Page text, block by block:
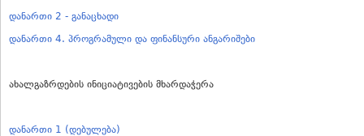
დანართი 2 - განაცხადი
დანართი 4. პროგრამული და ფინანსური ანგარიშები
ახალგაზრდების ინიციატივების მხარდაჭერა
დანართი 1 (დებულება)